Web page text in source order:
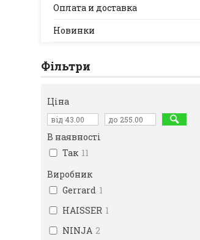
Оплата и доставка
Новинки
Фільтри
Ціна
В наявності
Так 11
Виробник
Gerrard 1
HAISSER 1
NINJA 2